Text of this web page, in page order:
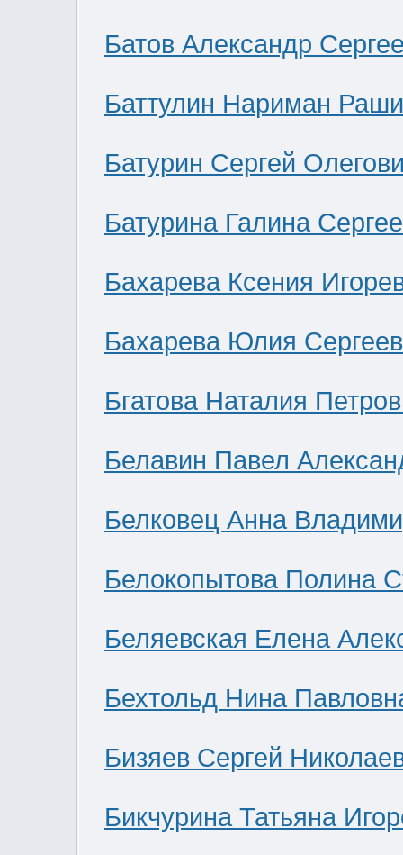
Батов Александр
Баттулин Нариман
Батурин Сергей
Батурина Галина
Бахарева Ксения
Бахарева Юлия
Бгатова Наталия
Белавин Павел
Белковец Анна
Белокопытова Полина
Беляевская Елена
Бехтольд Нина
Бизяев Сергей
Бикчурина Татьяна